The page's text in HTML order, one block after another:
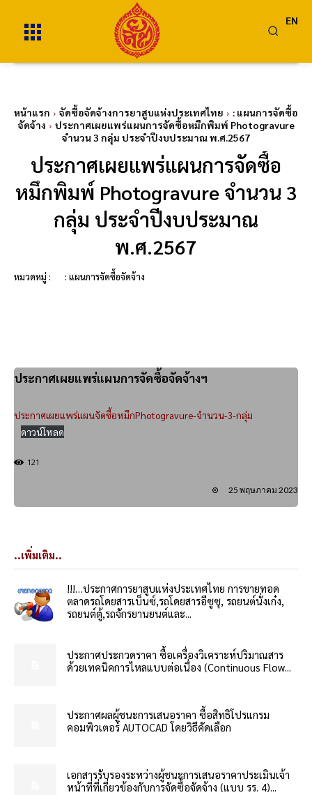
EN
หน้าแรก จัดซื้อจัดจ้างการยาสูบแห่งประเทศไทย
: แผนการจัดซื้อ
จัดจ้าง
ประกาศเผยแพร่แผนการจัดซื้อหมึกพิมพ์ Photogravure
จำนวน 3 กลุ่ม ประจำปีงบประมาณ พ.ศ.2567
ประกาศเผยแพร่แผนการจัดซื้อ
หมึกพิมพ์ Photogravure จำนวน 3
กลุ่ม ประจำปีงบประมาณ
พ.ศ.2567
หมวดหมู่ : : แผนการจัดซื้อจัดจ้าง
ประกาศเผยแพร่แผนการจัดซื้อจัดจ้างฯ
ประกาศเผยแพร่แผนจัดซื้อหมึกPhotogravure-จำนวน-3-กลุ่ม
ดาวน์โหลด
121
25 พฤษภาคม 2023
..เพิ่มเติม..
!!!…ประกาศการยาสูบแห่งประเทศไทย การขายทอด
ตลาดรถโดยสารเบ็นซ์,รถโดยสารอีซูซุ, รถยนต์นั่งเก๋ง,
รถยนต์ตู้,รถจักรยานยนต์และ...
ประกาศประกวดราคา ซื้อเครื่องวิเคราะห์ปริมาณสาร
ด้วยเทคนิคการไหลแบบต่อเนื่อง (Continuous Flow...
ประกาศผลผู้ชนะการเสนอราคา ซื้อสิทธิโปรแกรม
คอมพิวเตอร์ AUTOCAD โดยวิธีคัดเลือก
เอกสารรับรองระหว่างผู้ชนะการเสนอราคาประเมินเจ้า
หน้าที่ที่เกี่ยวข้องกับการจัดซื้อจัดจ้าง (แบบ รร. 4)...